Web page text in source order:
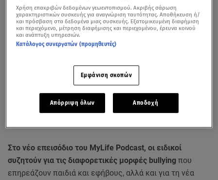
Στο νέο επεισόδιο του MyLife Podcast, οι ειδικοί
συζητούν για τις διαφορετικές μορφές bullying που
επηρεάζουν παιδιά και εφήβους, αλλά και για τη νέα
Χρήση επακριβών δεδομένων γεωεντοπισμού. Ακριβής σάρωση
χαρακτηριστικών συσκευής για αναγνώριση ταυτότητας. Αποθήκευση ή/
και πρόσβαση στα δεδομένα μιας συσκευής. Εξατομικευμένη διαφήμιση
και περιεχόμενο, μέτρηση διαφήμισης και περιεχομένου, έρευνα κοινού
και ανάπτυξη υπηρεσιών.
Κατάλογος συνεργατών (προμηθευτές)
Εμφάνιση σκοπών
Απόρριψη όλων Αποδοχή